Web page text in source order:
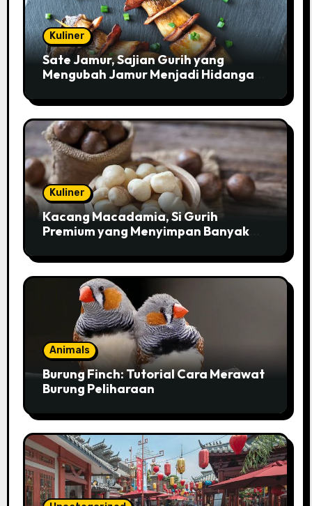
Kuliner
Sate Jamur, Sajian Gurih yang
Mengubah Jamur Menjadi Hidangan
Kuliner
Kacang Macadamia, Si Gurih
Premium yang Menyimpan Banyak
Animals
Burung Finch: Tutorial Cara Merawat
Burung Peliharaan